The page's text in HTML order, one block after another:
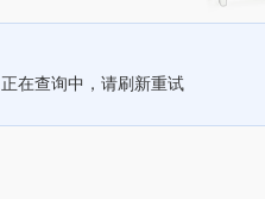
正在查询中，请刷新重试